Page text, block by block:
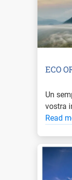
ECO
Un
vostra
Read